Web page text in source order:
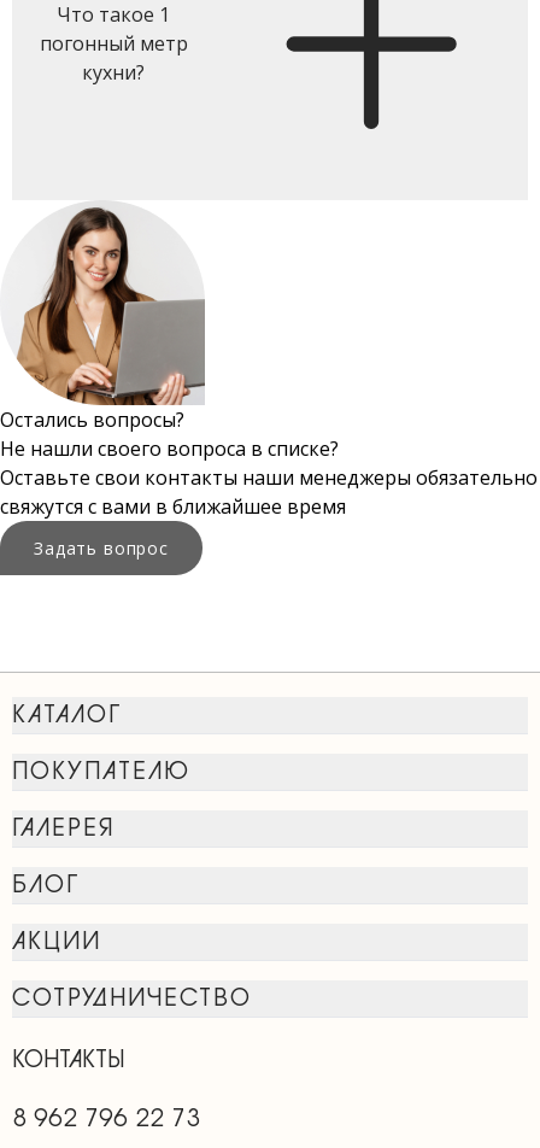
Что такое 1
погонный метр
кухни?
Остались вопросы?
Не нашли своего вопроса в списке?
Оставьте свои контакты наши менеджеры обязательно
свяжутся с вами в ближайшее время
Задать вопрос
КАТАЛОГ
ПОКУПАТЕЛЮ
ГАЛЕРЕЯ
БЛОГ
АКЦИИ
СОТРУДНИЧЕСТВО
КОНТАКТЫ
8 962 796 22 73